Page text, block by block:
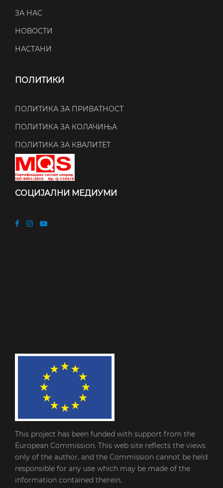
ЗА НАС
НОВОСТИ
НАСТАНИ
ПОЛИТИКИ
ПОЛИТИКА ЗА ПРИВАТНОСТ
ПОЛИТИКА ЗА КОЛАЧИЊА
ПОЛИТИКА ЗА КВАЛИТЕТ
СОЦИЈАЛНИ МЕДИУМИ
This project has been funded with support from the
European Commission. This web site reflects the views
only of the author, and the Commission cannot be held
responsible for any use which may be made of the
information contained therein.